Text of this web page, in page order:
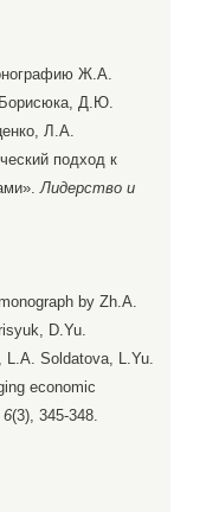
Ж.А.
Д.Ю.
Л.А.
подход к
Лидерство и
by Zh.A.
D.Yu.
L.A. Soldatova, L.Yu.
economic
6(3), 345-348.